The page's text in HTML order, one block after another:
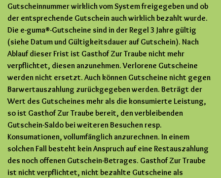
Gutscheinnummer wirklich vom System freigegeben und ob
der entsprechende Gutschein auch wirklich bezahlt wurde.
Die e-guma®-Gutscheine sind in der Regel 3 Jahre gültig
(siehe Datum und Gültigkeitsdauer auf Gutschein). Nach
Ablauf dieser Frist ist Gasthof Zur Traube nicht mehr
verpflichtet, diesen anzunehmen. Verlorene Gutscheine
werden nicht ersetzt. Auch können Gutscheine nicht gegen
Barwertauszahlung zurückgegeben werden. Beträgt der
Wert des Gutscheines mehr als die konsumierte Leistung,
so ist Gasthof Zur Traube bereit, den verbleibenden
Gutschein-Saldo bei weiteren Besuchen resp.
Konsumationen, vollumfänglich anzurechnen. In einem
solchen Fall besteht kein Anspruch auf eine Restauszahlung
des noch offenen Gutschein-Betrages. Gasthof Zur Traube
ist nicht verpflichtet, nicht bezahlte Gutscheine als